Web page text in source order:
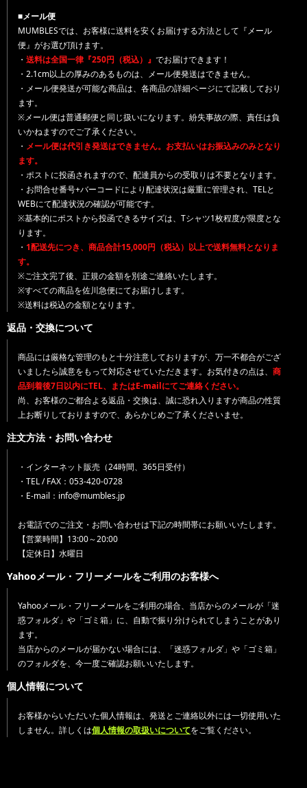
■メール便
MUMBLESでは、お客様に送料を安くお届けする方法として『メール
便』がお選び頂けます。
・ 送料は全国一律『250円（税込）』 でお届けできます！
・2.1cm以上の厚みのあるものは、メール便発送はできません。
・メール便発送が可能な商品は、各商品の詳細ページにて記載しており
ます。
※メール便は普通郵便と同じ扱いになります。紛失事故の際、責任は負
いかねますのでご了承ください。
・ メール便は代引き発送はできません。お支払いはお振込みのみとなり
ます。
・ポストに投函されますので、配達員からの受取りは不要となります。
・お問合せ番号+バーコードにより配達状況は厳重に管理され、TELと
WEBにて配達状況の確認が可能です。
※基本的にポストから投函できるサイズは、Tシャツ1枚程度が限度とな
ります。
・ 1配送先につき、商品合計15,000円（税込）以上で送料無料となりま
す。
※ご注文完了後、正規の金額を別途ご連絡いたします。
※すべての商品を佐川急便にてお届けします。
※送料は税込の金額となります。
返品・交換について
商品には厳格な管理のもと十分注意しておりますが、万一不都合がござ
いましたら誠意をもって対応させていただきます。お気付きの点は、 商
品到着後7日以内にTEL、またはE-mailにてご連絡ください。
尚、お客様のご都合よる返品・交換は、誠に恐れ入りますが商品の性質
上お断りしておりますので、あらかじめご了承くださいませ。
注文方法・お問い合わせ
・インターネット販売（24時間、365日受付）
・TEL / FAX：053-420-0728
・E-mail：info@mumbles.jp
お電話でのご注文・お問い合わせは下記の時間帯にお願いいたします。
【営業時間】13:00～20:00
【定休日】水曜日
Yahooメール・フリーメールをご利用のお客様へ
Yahooメール・フリーメールをご利用の場合、当店からのメールが「迷
惑フォルダ」や「ゴミ箱」に、自動で振り分けられてしまうことがあり
ます。
当店からのメールが届かない場合には、「迷惑フォルダ」や「ゴミ箱」
のフォルダを、今一度ご確認お願いいたします。
個人情報について
お客様からいただいた個人情報は、発送とご連絡以外には一切使用いた
しません。詳しくは個人情報の取扱いについてをご覧ください。